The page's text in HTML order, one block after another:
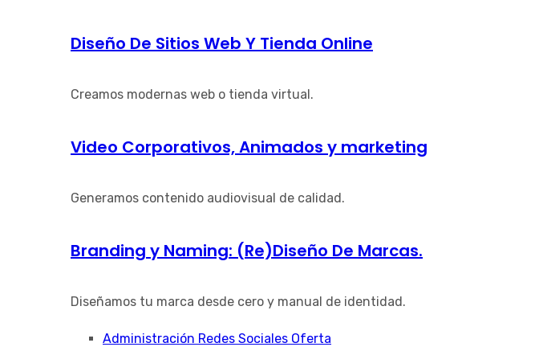
Diseño De Sitios Web Y Tienda Online
Creamos modernas web o tienda virtual.
Video Corporativos, Animados y marketing
Generamos contenido audiovisual de calidad.
Branding y Naming: (Re)Diseño De Marcas.
Diseñamos tu marca desde cero y manual de identidad.
Administración Redes Sociales Oferta